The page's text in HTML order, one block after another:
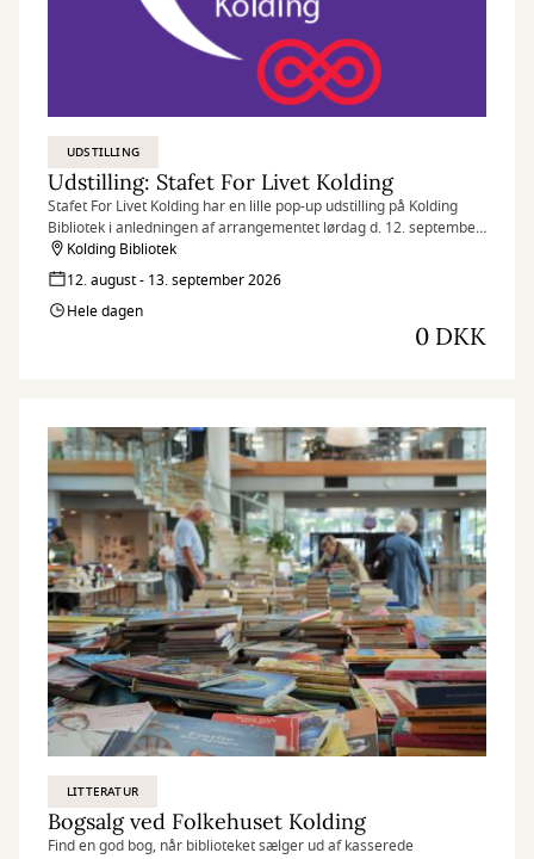
UDSTILLING
Udstilling: Stafet For Livet Kolding
Stafet For Livet Kolding har en lille pop-up udstilling på Kolding
Bibliotek i anledningen af arrangementet lørdag d. 12. september
i Borchs Gård
Kolding Bibliotek
12. august - 13. september 2026
Hele dagen
0 DKK
LITTERATUR
Bogsalg ved Folkehuset Kolding
Find en god bog, når biblioteket sælger ud af kasserede